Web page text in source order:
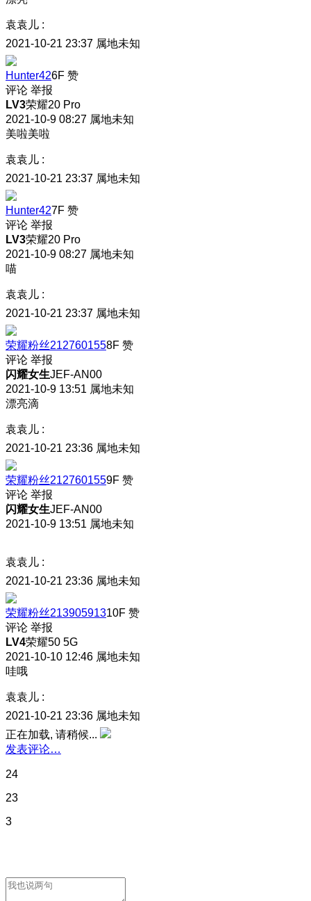
袁袁儿 :
2021-10-21 23:37 属地未知
Hunter426F 赞
评论 举报
LV3荣耀20 Pro
2021-10-9 08:27 属地未知
美啦美啦
袁袁儿 :
2021-10-21 23:37 属地未知
Hunter427F 赞
评论 举报
LV3荣耀20 Pro
2021-10-9 08:27 属地未知
喵
袁袁儿 :
2021-10-21 23:37 属地未知
荣耀粉丝2127601558F 赞
评论 举报
闪耀女生JEF-AN00
2021-10-9 13:51 属地未知
漂亮滴
袁袁儿 :
2021-10-21 23:36 属地未知
荣耀粉丝2127601559F 赞
评论 举报
闪耀女生JEF-AN00
2021-10-9 13:51 属地未知
袁袁儿 :
2021-10-21 23:36 属地未知
荣耀粉丝21390591310F 赞
评论 举报
LV4荣耀50 5G
2021-10-10 12:46 属地未知
哇哦
袁袁儿 :
2021-10-21 23:36 属地未知
正在加载, 请稍候...
发表评论…
24
23
3